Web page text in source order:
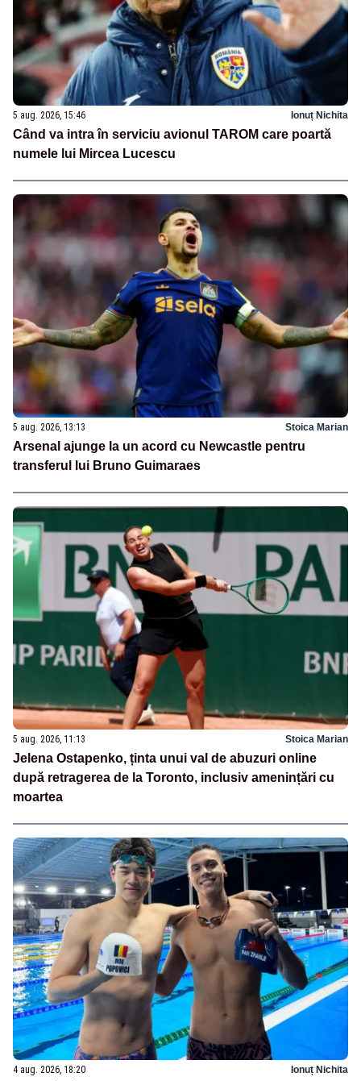
5 aug. 2026, 15:46 Ionuț Nichita
Când va intra în serviciu avionul TAROM care poartă
numele lui Mircea Lucescu
5 aug. 2026, 13:13 Stoica Marian
Arsenal ajunge la un acord cu Newcastle pentru
transferul lui Bruno Guimaraes
5 aug. 2026, 11:13 Stoica Marian
Jelena Ostapenko, ținta unui val de abuzuri online
după retragerea de la Toronto, inclusiv amenințări cu
moartea
4 aug. 2026, 18:20 Ionuț Nichita